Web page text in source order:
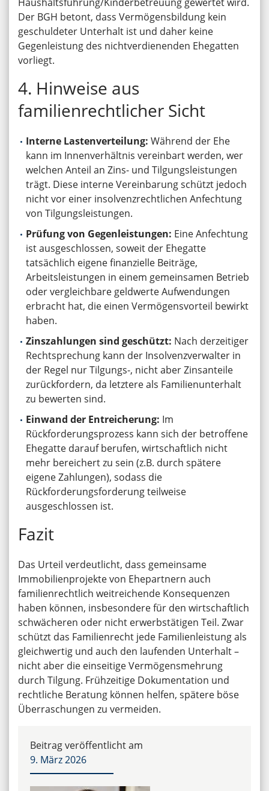
Der BGH betont, dass Vermögensbildung kein
geschuldeter Unterhalt ist und daher keine
Gegenleistung des nichtverdienenden Ehegatten
vorliegt.
4. Hinweise aus
familienrechtlicher Sicht
Interne Lastenverteilung: Während der Ehe
kann im Innenverhältnis vereinbart werden, wer
welchen Anteil an Zins- und Tilgungsleistungen
trägt. Diese interne Vereinbarung schützt jedoch
nicht vor einer insolvenzrechtlichen Anfechtung
von Tilgungsleistungen.
Prüfung von Gegenleistungen: Eine Anfechtung
ist ausgeschlossen, soweit der Ehegatte
tatsächlich eigene finanzielle Beiträge,
Arbeitsleistungen in einem gemeinsamen Betrieb
oder vergleichbare geldwerte Aufwendungen
erbracht hat, die einen Vermögensvorteil bewirkt
haben.
Zinszahlungen sind geschützt: Nach derzeitiger
Rechtsprechung kann der Insolvenzverwalter in
der Regel nur Tilgungs-, nicht aber Zinsanteile
zurückfordern, da letztere als Familienunterhalt
zu bewerten sind.
Einwand der Entreicherung: Im
Rückforderungsprozess kann sich der betroffene
Ehegatte darauf berufen, wirtschaftlich nicht
mehr bereichert zu sein (z.B. durch spätere
eigene Zahlungen), sodass die
Rückforderungsforderung teilweise
ausgeschlossen ist.
Fazit
Das Urteil verdeutlicht, dass gemeinsame
Immobilienprojekte von Ehepartnern auch
familienrechtlich weitreichende Konsequenzen
haben können, insbesondere für den wirtschaftlich
schwächeren oder nicht erwerbstätigen Teil. Zwar
schützt das Familienrecht jede Familienleistung als
gleichwertig und auch den laufenden Unterhalt –
nicht aber die einseitige Vermögensmehrung
durch Tilgung. Frühzeitige Dokumentation und
rechtliche Beratung können helfen, spätere böse
Überraschungen zu vermeiden.
Beitrag veröffentlicht am
9. März 2026